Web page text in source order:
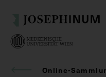
Online-